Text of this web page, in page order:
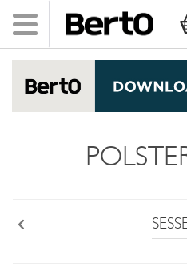
Toggle
navigation